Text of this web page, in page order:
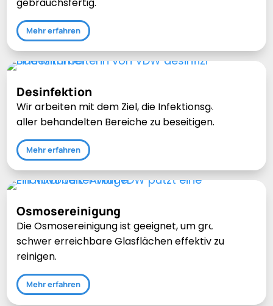
Mehr erfahren
Desinfektion
Wir arbeiten mit dem Ziel, die Infektionsgefahr
aller behandelten Bereiche zu beseitigen.
Mehr erfahren
Osmosereinigung
Die Osmosereinigung ist geeignet, um große und
schwer erreichbare Glasflächen effektiv zu
reinigen.
Mehr erfahren